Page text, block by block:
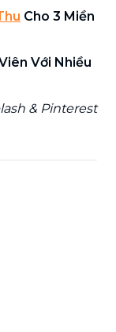
Cho 3 Miền
Với Nhiều
& Pinterest